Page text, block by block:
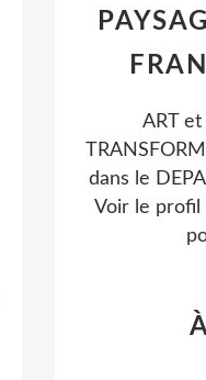
ART et
dans le
Voir le profil